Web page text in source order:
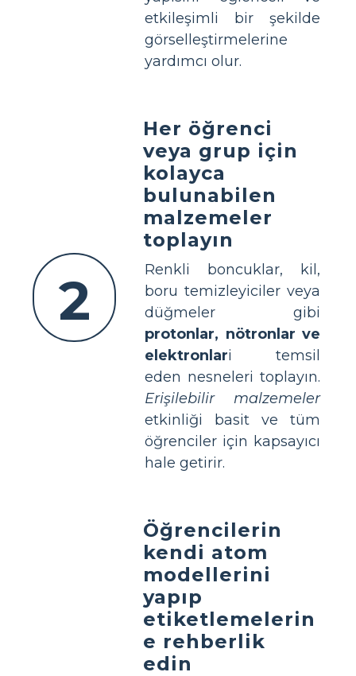
etkileşimli bir şekilde
görselleştirmelerine
yardımcı olur.
2
Her öğrenci
veya grup için
kolayca
bulunabilen
malzemeler
toplayın
Renkli boncuklar, kil,
boru temizleyiciler veya
düğmeler gibi
protonlar, nötronlar ve
elektronlari temsil
eden nesneleri toplayın.
Erişilebilir malzemeler
etkinliği basit ve tüm
öğrenciler için kapsayıcı
hale getirir.
Öğrencilerin
kendi atom
modellerini
yapıp
etiketlemelerin
e rehberlik
edin